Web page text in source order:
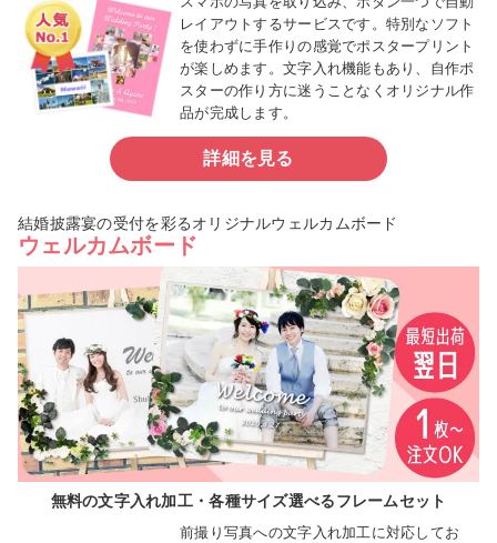
レイアウトするサービスです。特別なソフト
を使わずに手作りの感覚でポスタープリント
が楽しめます。文字入れ機能もあり、自作ポ
スターの作り方に迷うことなくオリジナル作
品が完成します。
詳細を見る
結婚披露宴の受付を彩るオリジナルウェルカムボード
ウェルカムボード
無料の文字入れ加工・各種サイズ選べるフレームセット
前撮り写真への文字入れ加工に対応してお